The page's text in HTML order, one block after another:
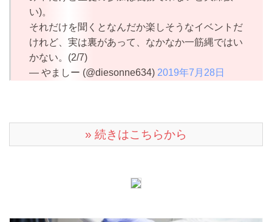
い)。
それだけを聞くとなんだか楽しそうなイベントだ
けれど、実は裏があって、なかなか一筋縄ではい
かない。(2/7)
— やましー (@diesonne634) 2019年7月28日
» 続きはこちらから